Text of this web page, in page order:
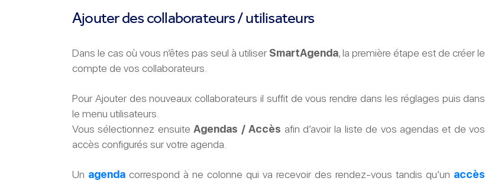
Ajouter des collaborateurs / utilisateurs
Dans le cas où vous n’êtes pas seul à utiliser SmartAgenda, la première étape est de créer le
compte de vos collaborateurs.
Pour Ajouter des nouveaux collaborateurs il suffit de vous rendre dans les réglages puis dans
le menu utilisateurs.
Vous sélectionnez ensuiteAgendas / Accès afin d’avoir la liste de vos agendas et de vos
accès configurés sur votre agenda.
Un agenda correspond à ne colonne qui va recevoir des rendez-vous tandis qu’un accès